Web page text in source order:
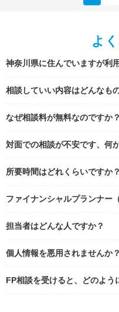
よ
神奈川県に住んでいますが利
相談していい内容はどんなも
なぜ相談料が無料なのですか？
対面での相談が不安です、何
所要時間はどれくらいですか？
ファイナンシャルプランナー
担当者はどんな人ですか？
個人情報を悪用されませんか？
FP相談を受けると、どのよう